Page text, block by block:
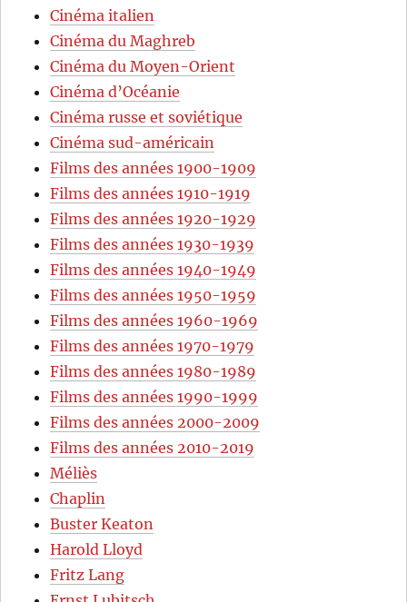
Cinéma italien
Cinéma du Maghreb
Cinéma du Moyen-Orient
Cinéma d’Océanie
Cinéma russe et soviétique
Cinéma sud-américain
Films des années 1900-1909
Films des années 1910-1919
Films des années 1920-1929
Films des années 1930-1939
Films des années 1940-1949
Films des années 1950-1959
Films des années 1960-1969
Films des années 1970-1979
Films des années 1980-1989
Films des années 1990-1999
Films des années 2000-2009
Films des années 2010-2019
Méliès
Chaplin
Buster Keaton
Harold Lloyd
Fritz Lang